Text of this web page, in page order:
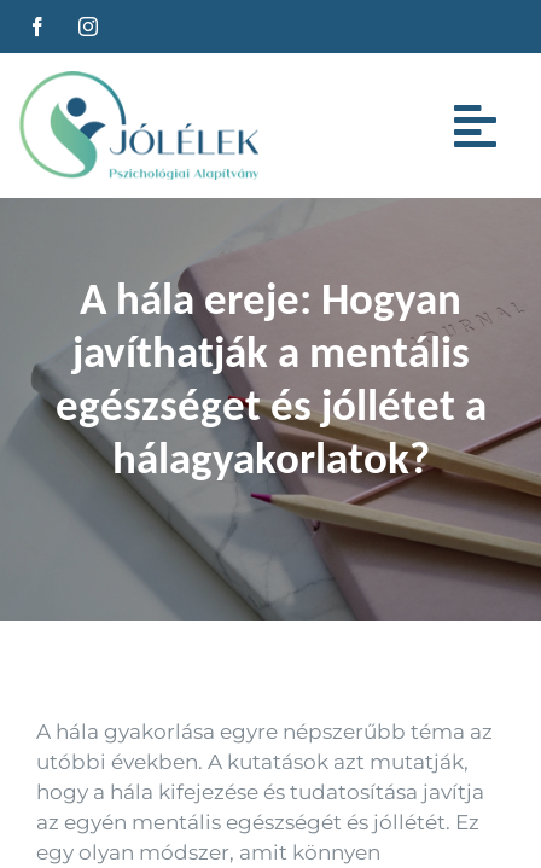
Kihagyás
Szolgáltatások
Cégeknek
Oktatás
Kapcsolat
A hála ereje: Hogyan
javíthatják a mentális
egészséget és jóllétet a
hálagyakorlatok?
A hála gyakorlása egyre népszerűbb téma az
utóbbi években. A kutatások azt mutatják,
hogy a hála kifejezése és tudatosítása javítja
az egyén mentális egészségét és jóllétét. Ez
egy olyan módszer, amit könnyen